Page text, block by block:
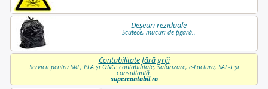
Deșeuri reziduale
Scutece, mucuri de țigară..
Contabilitate fără griji
Servicii pentru SRL, PFA și ONG: contabilitate, salarizare, e-Factura, SAF-T și
consultanță.
supercontabil.ro